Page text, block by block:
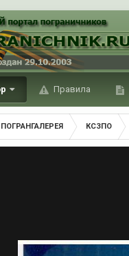
Правила
ПОГРАНГАЛЕРЕЯ КСЗПО